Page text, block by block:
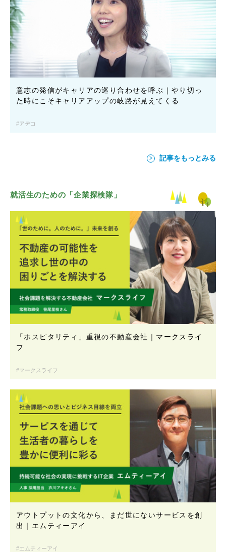
意志の発信がキャリアの巡り合わせを呼ぶ｜やり切っ
た時にこそキャリアアップの岐路が見えてくる
アデコ
記事をもっとみる
就活生のための「企業探検隊」
「ホスピタリティ」重視の不動産会社｜マークスライ
フ
マークスライフ
アウトプットの文化から、まだ世にないサービスを創
出｜エムティーアイ
エムティーアイ